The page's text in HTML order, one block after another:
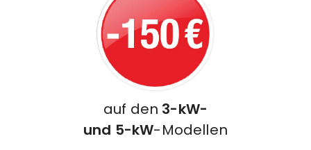
auf den 3-kW-
und 5-kW-Modellen